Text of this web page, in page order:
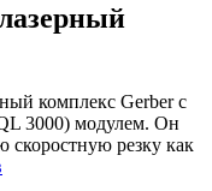
комплекс Gerber с
3000) модулем. Он
скоростную резку как